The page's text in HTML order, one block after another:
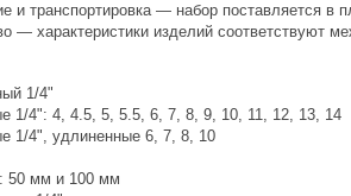
и транспортировка — набор поставляется
— характеристики изделий соответствуют
1/4"
1/4": 4, 4.5, 5, 5.5, 6, 7, 8, 9, 10, 11, 12, 13, 14
1/4", удлиненные 6, 7, 8, 10
50 мм и 100 мм